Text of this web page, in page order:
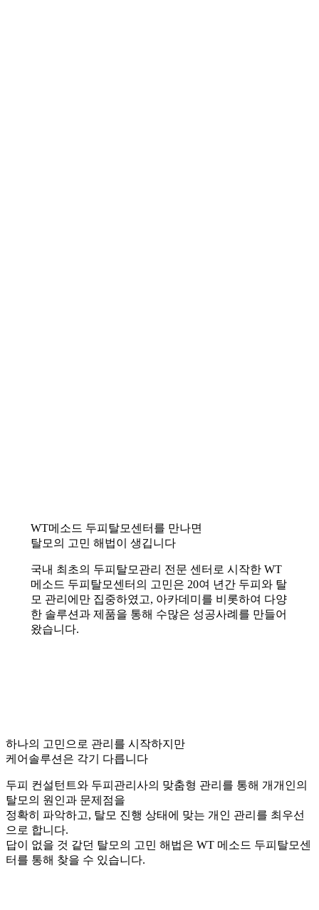
WT메소드 두피탈모센터를 만나면
탈모의 고민 해법이 생깁니다
국내 최초의 두피탈모관리 전문 센터로 시작한 WT
메소드 두피탈모센터의 고민은 20여 년간 두피와 탈
모 관리에만 집중하였고, 아카데미를 비롯하여 다양
한 솔루션과 제품을 통해 수많은 성공사례를 만들어
왔습니다.
하나의 고민으로 관리를 시작하지만
케어솔루션은 각기 다릅니다
두피 컨설턴트와 두피관리사의 맞춤형 관리를 통해 개개인의
탈모의 원인과 문제점을
정확히 파악하고, 탈모 진행 상태에 맞는 개인 관리를 최우선
으로 합니다.
답이 없을 것 같던 탈모의 고민 해법은 WT 메소드 두피탈모센
터를 통해 찾을 수 있습니다.